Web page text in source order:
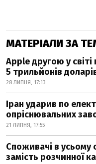
МАТЕРІАЛИ ЗА
Apple другою у
5 трильйонів
28 ЛИПНЯ, 17:13
Іран ударив по
опріснювальних
21 ЛИПНЯ, 17:55
Споживачі в усьому
замість розчинної